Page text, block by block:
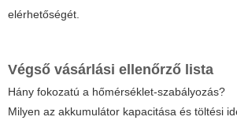
elérhetőségét.
Végső vásárlási ellenőrző lista
Hány fokozatú a hőmérséklet-szabályozás?
Milyen az akkumulátor kapacitása és töltési